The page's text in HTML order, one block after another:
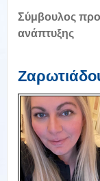
Σύμβουλος
ανάπτυξης